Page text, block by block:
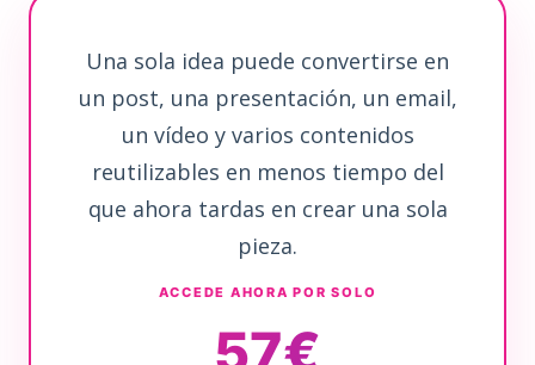
Una sola idea puede convertirse en
un post, una presentación, un email,
un vídeo y varios contenidos
reutilizables en menos tiempo del
que ahora tardas en crear una sola
pieza.
ACCEDE AHORA POR SOLO